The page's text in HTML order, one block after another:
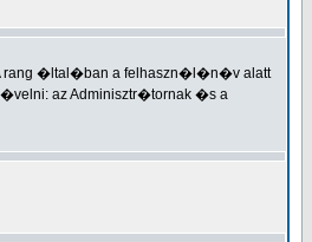
�ltal�ban a felhaszn�l�n�v alatt
az Adminisztr�tornak �s a